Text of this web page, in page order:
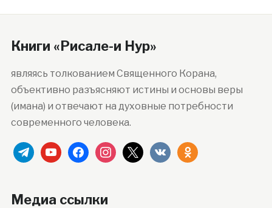
Книги «Рисале-и Нур»
являясь толкованием Священного Корана,
объективно разъясняют истины и основы веры
(имана) и отвечают на духовные потребности
современного человека.
telegramyoutubefacebookinstagram
x vkontakteodnoklassniki
Медиа ссылки